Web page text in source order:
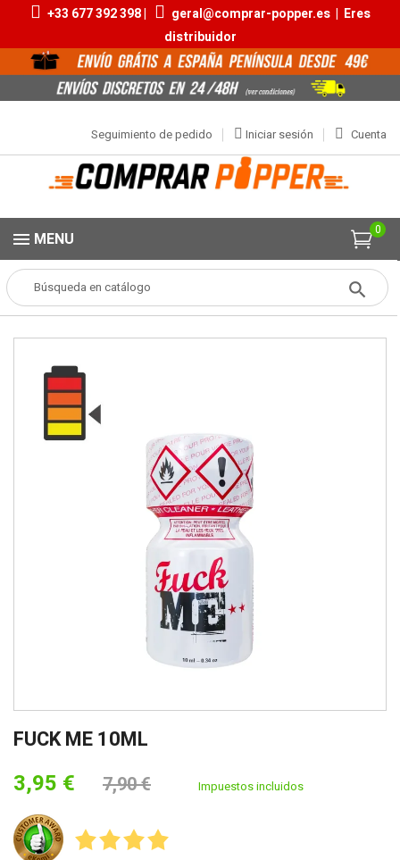
+33 677 392 398 | geral@comprar-popper.es| Eres
distribuidor
Cuenta
Iniciar sesión
Seguimiento de pedido
0
MENU
Popper Aromas Pequeños
FUCK ME 10ML
3,95 € 7,90 € Impuestos incluidos